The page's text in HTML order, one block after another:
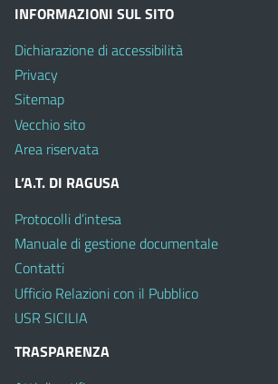
INFORMAZIONI SUL SITO
Dichiarazione di accessibilità
Privacy
Sitemap
Vecchio sito
Area riservata
L’A.T. DI RAGUSA
Protocolli d’intesa
Manuale di gestione documentale
Contatti
Ufficio Relazioni con il Pubblico
USR SICILIA
TRASPARENZA